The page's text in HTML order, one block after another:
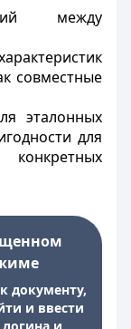
между
совместные
эталонных
для
документу,
и ввести